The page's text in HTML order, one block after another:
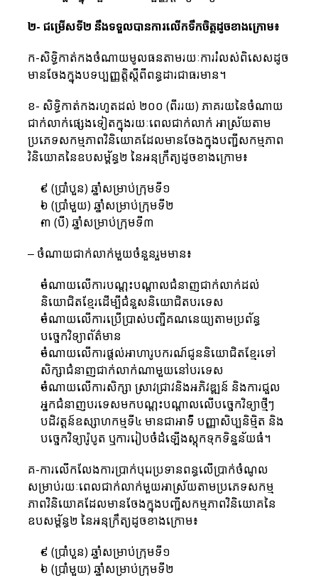
២- ជម្រើសទី២ នឹងទទួលបានការលើកទឹកចិត្តដូចខាងក្រោម៖
ក-សិទ្ធិកាត់កងចំណាយមូលធនតាមរយៈការរំលស់ពិសេសដូច
មានចែងក្នុងបទប្បញ្ញត្តិស្តីពីពន្ធដារជាធរមាន។
ខ- សិទ្ធិកាត់កងរហូតដល់ ២០០ (ពីររយ) ភាគរយនៃចំណាយ
ជាក់លាក់ផ្សេងទៀតក្នុងរយៈពេលជាក់លាក់ អាស្រ័យតាម
ប្រភេទសកម្មភាពវិនិយោគដែលមានចែងក្នុងបញ្ជីសកម្មភាព
វិនិយោគនៃឧបសម្ព័ន្ធ២ នៃអនុក្រឹត្យដូចខាងក្រោម៖
៩ (ប្រាំបួន) ឆ្នាំសម្រាប់ក្រុមទី១
៦ (ប្រាំមួយ) ឆ្នាំសម្រាប់ក្រុមទី២
៣ (បី) ឆ្នាំសម្រាប់ក្រុមទី៣
– ចំណាយជាក់លាក់មួយចំនួនរួមមាន៖
ចំណាយលើការបណ្តុះបណ្តាលជំនាញជាក់លាក់ដល់
និយោជិតខ្មែរដើម្បីជំនួសនិយោជិតបរទេស
ចំណាយលើការប្រើប្រាស់បញ្ចីគណនេយ្យតាមប្រព័ន្ធ
បច្ចេកវិទ្យាព័ត៌មាន
ចំណាយលើការផ្តល់អាហារូបករណ៍ជូននិយោជិតខ្មែរទៅ
សិក្សាជំនាញជាក់លាក់ណាមួយនៅបរទេស
ចំណាយលើការសិក្សា ស្រាវជ្រាវនិងអភិវឌ្ឍន៍ និងការជួល
អ្នកជំនាញបរទេសមកបណ្តុះបណ្តាលលើបច្ចេកវិទ្យាថ្មីៗ
បដិវត្តន៍ឧស្សាហកម្មទី៤ មានជាអាទី៍ បញ្ញាសិប្បនិម្មិត និង
បច្ចេកវិទ្យារ៉ូបូត ឬការរៀបចំដំឡើងស្តុកទុកទិន្នន័យធំ។
គ-ការលើកលែងការប្រាក់បុរេប្រទានពន្ធលើប្រាក់ចំណូល
សម្រាប់រយៈពេលជាក់លាក់មួយអាស្រ័យតាមប្រភេទសកម្ម
ភាពវិនិយោគដែលមានចែងក្នុងបញ្ជីសកម្មភាពវិនិយោគនៃ
ឧបសម្ព័ន្ធ២ នៃអនុក្រឹត្យដូចខាងក្រោម៖
៩ (ប្រាំបួន) ឆ្នាំសម្រាប់ក្រុមទី១
៦ (ប្រាំមួយ) ឆ្នាំសម្រាប់ក្រុមទី២